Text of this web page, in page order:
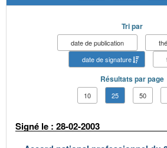
Tri par
date de publication
date de signature
Résultats par page
10 25 50
Signé le : 28-02-2003